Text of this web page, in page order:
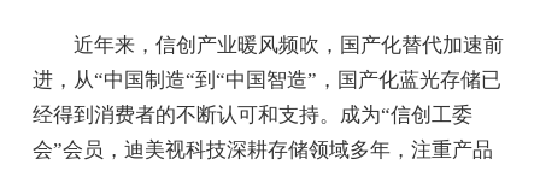
近年来，信创产业暖风频吹，国产化替代加速前
进，从“中国制造“到“中国智造”，国产化蓝光存储已
经得到消费者的不断认可和支持。成为“信创工委
会”会员，迪美视科技深耕存储领域多年，注重产品